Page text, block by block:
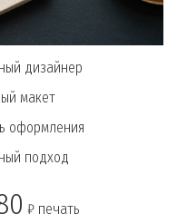
дизайнер
макет
оформления
подход
₽ печать